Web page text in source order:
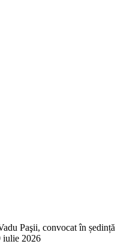
Paşii, convocat în ședință
iulie 2026